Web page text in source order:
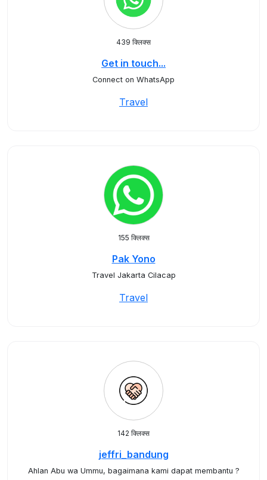
439 क्लिक्स
Get in touch...
Connect on WhatsApp
Travel
155 क्लिक्स
Pak Yono
Travel Jakarta Cilacap
Travel
142 क्लिक्स
jeffri_bandung
Ahlan Abu wa Ummu, bagaimana kami dapat membantu ?